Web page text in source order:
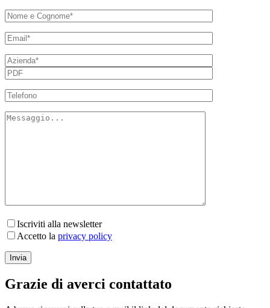
Iscriviti alla newsletter
Accetto la privacy policy
Grazie di averci contattato